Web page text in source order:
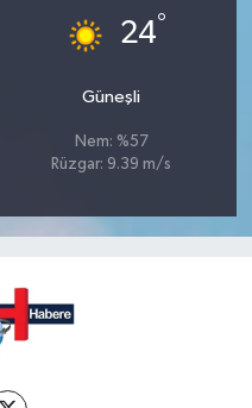
24°
Güneşli
Nem: %57
Rüzgar: 9.39 m/s